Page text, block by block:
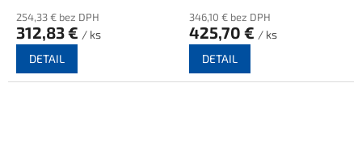
254,33 € bez DPH
312,83 € / ks
DETAIL
346,10 € bez DPH
425,70 € / ks
DETAIL